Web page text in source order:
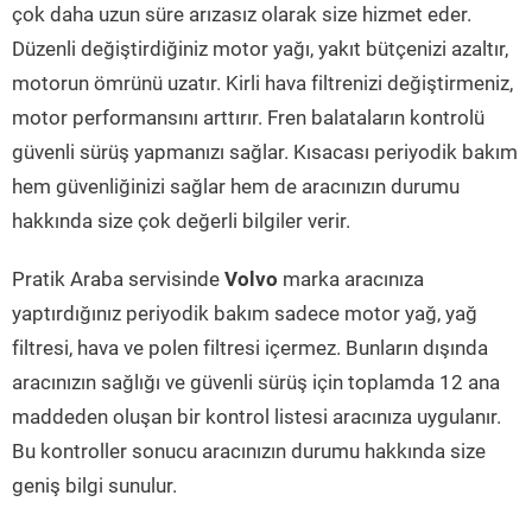
çok daha uzun süre arızasız olarak size hizmet eder.
Düzenli değiştirdiğiniz motor yağı, yakıt bütçenizi azaltır,
motorun ömrünü uzatır. Kirli hava filtrenizi değiştirmeniz,
motor performansını arttırır. Fren balataların kontrolü
güvenli sürüş yapmanızı sağlar. Kısacası periyodik bakım
hem güvenliğinizi sağlar hem de aracınızın durumu
hakkında size çok değerli bilgiler verir.
Pratik Araba servisinde Volvo marka aracınıza
yaptırdığınız periyodik bakım sadece motor yağ, yağ
filtresi, hava ve polen filtresi içermez. Bunların dışında
aracınızın sağlığı ve güvenli sürüş için toplamda 12 ana
maddeden oluşan bir kontrol listesi aracınıza uygulanır.
Bu kontroller sonucu aracınızın durumu hakkında size
geniş bilgi sunulur.